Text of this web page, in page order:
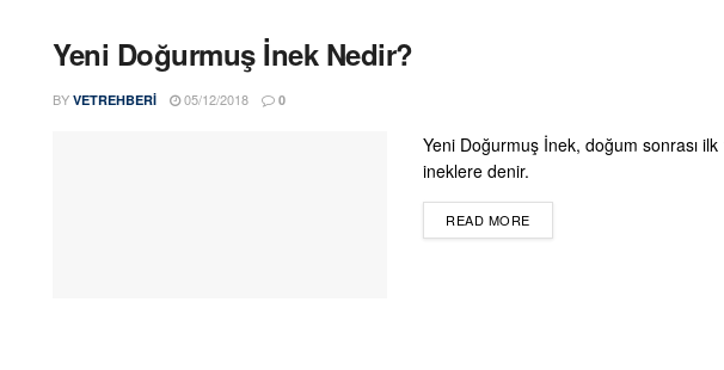
Yeni Doğurmuş İnek Nedir?
BY VETREHBERI 05/12/2018 0
Yeni Doğurmuş İnek, doğum sonrası
ineklere denir.
READ MOREDETAILS